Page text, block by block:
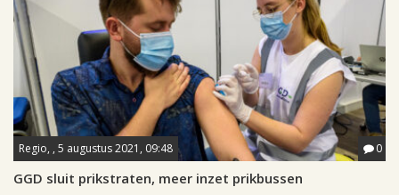
Regio, , 5 augustus 2021, 09:48 0
GGD sluit prikstraten, meer inzet prikbussen